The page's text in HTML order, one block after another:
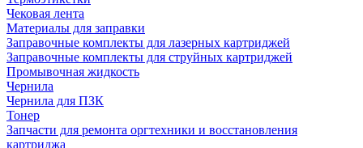
Чековая лента
Материалы для заправки
Заправочные комплекты для лазерных картриджей
Заправочные комплекты для струйных картриджей
Промывочная жидкость
Чернила
Чернила для ПЗК
Тонер
Запчасти для ремонта оргтехники и восстановления
картриджа